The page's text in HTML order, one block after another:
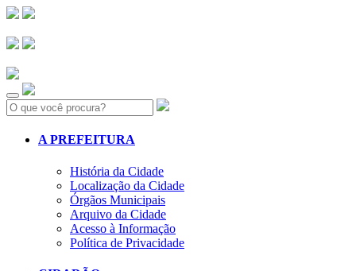
Search:
A PREFEITURA
História da Cidade
Localização da Cidade
Órgãos Municipais
Arquivo da Cidade
Acesso à Informação
Política de Privacidade